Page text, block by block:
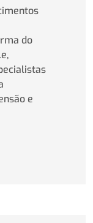
do
e